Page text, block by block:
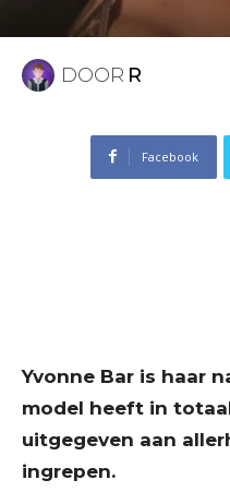
DOOR R
Facebook
Yvonne Bar is haar
model heeft in
uitgegeven aan
ingrepen.